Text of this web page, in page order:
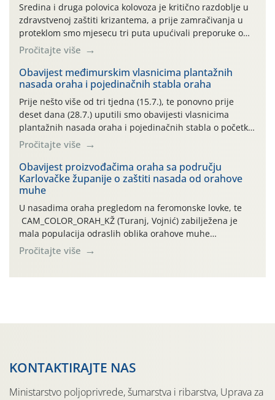
Sredina i druga polovica kolovoza je kritično razdoblje u
zdravstvenoj zaštiti krizantema, a prije zamračivanja u
proteklom smo mjesecu tri puta upućivali preporuke o
preventivnim mjerama zaštite krizantema od najčešćih
uzročnika bolesti, štetnika i fito-fagnih grinja (23.7., 14.7.,
06.7.)! Na početku ovog mjeseca je zabilježeno je
povijesno i ekstremno vruće meteorološko razdoblje, uz
najviše temperature […]
Pročitajte više
Obavijest međimurskim vlasnicima plantažnih
nasada oraha i pojedinačnih stabla oraha
Prije nešto više od tri tjedna (15.7.), te ponovno prije
deset dana (28.7.) uputili smo obavijesti vlasnicima
plantažnih nasada oraha i pojedinačnih stabla o početku
leta i ovogodišnjoj potrebi usmjerenog suzbijanja
orahove muhe (Rhagoletis completa)! Već dvanaest dana
traje drugi ovogodišnji “toplinski udar”, koji naročito
izražen zadnja šest dana (31.7.-05.8.), jer najviše
temperature zraka svakodnevno […]
Pročitajte više
Obavijest proizvođačima oraha sa području
Karlovačke županije o zaštiti nasada od orahove
muhe
U nasadima oraha pregledom na feromonske lovke, te
CAM_COLOR_ORAH_KŽ (Turanj, Vojnić) zabilježena je
mala populacija odraslih oblika orahove muhe
(Rhagoletis completa). Niska brojnost može se objasniti
činjenicom da je riječ o mladim nasadima s vrlo malim
Pročitajte više
KONTAKTIRAJTE NAS
Ministarstvo poljoprivrede, šumarstva i ribarstva, Uprava za